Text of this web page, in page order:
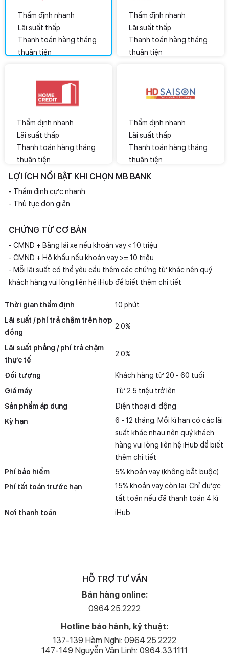
Thẩm định nhanh
Lãi suất thấp
Thanh toán hàng tháng
thuận tiện
Thẩm định nhanh
Lãi suất thấp
Thanh toán hàng tháng
thuận tiện
Thẩm định nhanh
Lãi suất thấp
Thanh toán hàng tháng
thuận tiện
Thẩm định nhanh
Lãi suất thấp
Thanh toán hàng tháng
thuận tiện
LỢI ÍCH NỔI BẬT KHI CHỌN MB BANK
- Thẩm định cực nhanh
- Thủ tục đơn giản
CHỨNG TỪ CƠ BẢN
- CMND + Bằng lái xe nếu khoản vay < 10 triệu
- CMND + Hộ khẩu nếu khoản vay >= 10 triệu
- Mỗi lãi suất có thể yêu cầu thêm các chứng từ khác nên quý
khách hàng vui lòng liên hệ iHub để biết thêm chi tiết
Thời gian thẩm định
10 phút
Lãi suất / phí trả chậm trên hợp
đồng
2.0%
Lãi suất phẳng / phí trả chậm
thực tế
2.0%
Đối tượng
Khách hàng từ 20 - 60 tuổi
Giá máy
Từ 2.5 triệu trở lên
Sản phẩm áp dụng
Điện thoại di động
Kỳ hạn
6 - 12 tháng. Mỗi kì hạn có các lãi
suất khác nhau nên quý khách
hàng vui lòng liên hệ iHub để biết
thêm chi tiết
Phí bảo hiểm
5% khoản vay (không bắt buộc)
Phí tất toán trước hạn
15% khoản vay còn lại. Chỉ được
tất toán nếu đã thanh toán 4 kì
Nơi thanh toán
iHub
HỖ TRỢ TƯ VẤN
Bán hàng online:
0964.25.2222
Hotline bảo hành, kỹ thuật:
137-139 Hàm Nghi: 0964.25.2222
147-149 Nguyễn Văn Linh: 0964.33.1111